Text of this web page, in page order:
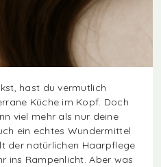
hast du vermutlich
Küche im Kopf. Doch
viel mehr als nur deine
ein echtes Wundermittel
der natürlichen Haarpflege
ins Rampenlicht. Aber was